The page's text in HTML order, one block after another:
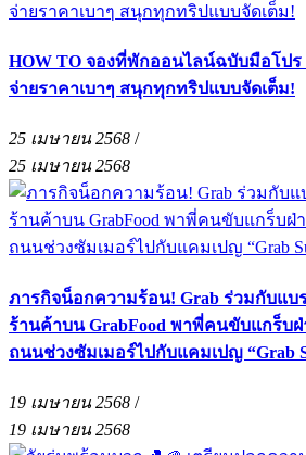
HOW TO จองที่พักออนไลน์ฉบับมือโปร
จ่ายราคาเบาๆ สนุกทุกทริปแบบจัดเต็ม!
25 เมษายน 2568 /
25 เมษายน 2568
ภารกิจน็อกความร้อน! Grab ร่วมกับแบ
ร้านค้าบน GrabFood พาพี่คนขับแกร็บ
ถนนช่วงซัมเมอร์ไปกับแคมเปญ “Grab
19 เมษายน 2568 /
19 เมษายน 2568